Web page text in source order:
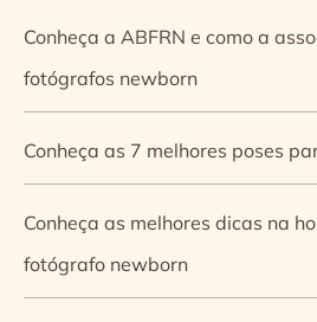
Conheça a ABFRN e como a
fotógrafos newborn
Conheça as 7 melhores poses
Conheça as melhores dicas na
fotógrafo newborn